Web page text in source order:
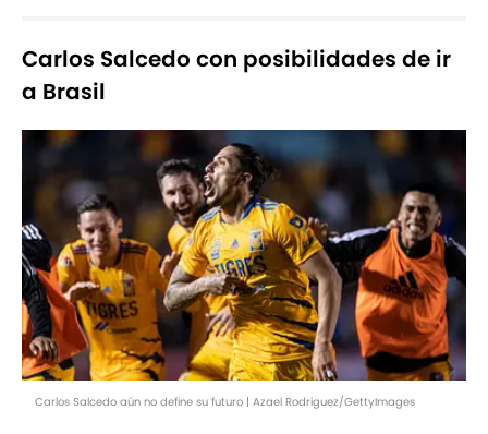
Carlos Salcedo con posibilidades de ir
a Brasil
Carlos Salcedo aún no define su futuro | Azael Rodriguez/GettyImages